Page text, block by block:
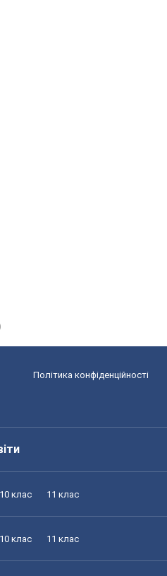
Політика конфіденційності
10 клас 11 клас
10 клас 11 клас